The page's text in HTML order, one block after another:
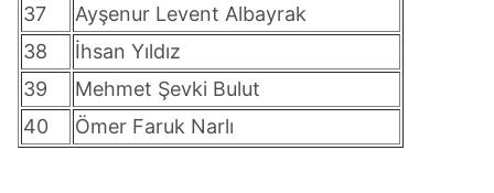
37
Ayşenur Levent Albayrak
38
İhsan Yıldız
39
Mehmet Şevki Bulut
40
Ömer Faruk Narlı